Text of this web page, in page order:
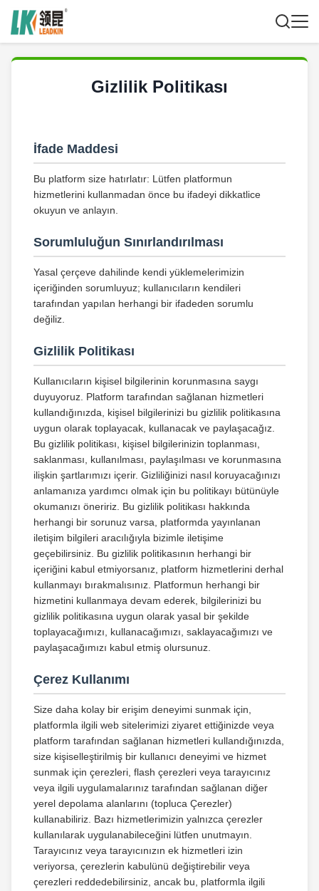
Gizlilik Politikası
İfade Maddesi
Bu platform size hatırlatır: Lütfen platformun
hizmetlerini kullanmadan önce bu ifadeyi dikkatlice
okuyun ve anlayın.
Sorumluluğun Sınırlandırılması
Yasal çerçeve dahilinde kendi yüklemelerimizin
içeriğinden sorumluyuz; kullanıcıların kendileri
tarafından yapılan herhangi bir ifadeden sorumlu
değiliz.
Gizlilik Politikası
Kullanıcıların kişisel bilgilerinin korunmasına saygı
duyuyoruz. Platform tarafından sağlanan hizmetleri
kullandığınızda, kişisel bilgilerinizi bu gizlilik politikasına
uygun olarak toplayacak, kullanacak ve paylaşacağız.
Bu gizlilik politikası, kişisel bilgilerinizin toplanması,
saklanması, kullanılması, paylaşılması ve korunmasına
ilişkin şartlarımızı içerir. Gizliliğinizi nasıl koruyacağınızı
anlamanıza yardımcı olmak için bu politikayı bütünüyle
okumanızı öneririz. Bu gizlilik politikası hakkında
herhangi bir sorunuz varsa, platformda yayınlanan
iletişim bilgileri aracılığıyla bizimle iletişime
geçebilirsiniz. Bu gizlilik politikasının herhangi bir
içeriğini kabul etmiyorsanız, platform hizmetlerini derhal
kullanmayı bırakmalısınız. Platformun herhangi bir
hizmetini kullanmaya devam ederek, bilgilerinizi bu
gizlilik politikasına uygun olarak yasal bir şekilde
toplayacağımızı, kullanacağımızı, saklayacağımızı ve
paylaşacağımızı kabul etmiş olursunuz.
Çerez Kullanımı
Size daha kolay bir erişim deneyimi sunmak için,
platformla ilgili web sitelerimizi ziyaret ettiğinizde veya
platform tarafından sağlanan hizmetleri kullandığınızda,
size kişiselleştirilmiş bir kullanıcı deneyimi ve hizmet
sunmak için çerezleri, flash çerezleri veya tarayıcınız
veya ilgili uygulamalarınız tarafından sağlanan diğer
yerel depolama alanlarını (topluca Çerezler)
kullanabiliriz. Bazı hizmetlerimizin yalnızca çerezler
kullanılarak uygulanabileceğini lütfen unutmayın.
Tarayıcınız veya tarayıcınızın ek hizmetleri izin
veriyorsa, çerezlerin kabulünü değiştirebilir veya
çerezleri reddedebilirsiniz, ancak bu, platformla ilgili